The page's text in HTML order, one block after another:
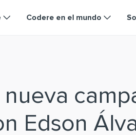
Codere en el mundo
Edson